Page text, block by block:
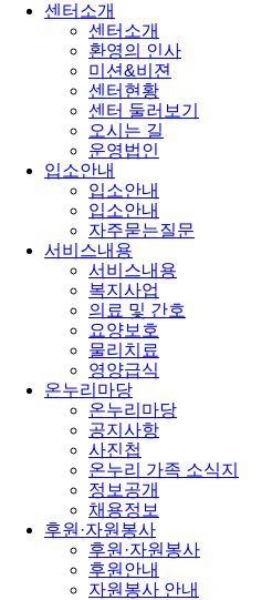
센터소개
센터소개
환영의 인사
미션&비젼
센터현황
센터 둘러보기
오시는 길
운영법인
입소안내
입소안내
입소안내
자주묻는질문
서비스내용
서비스내용
복지사업
의료 및 간호
요양보호
물리치료
영양급식
온누리마당
온누리마당
공지사항
사진첩
온누리 가족 소식지
정보공개
채용정보
후원·자원봉사
후원·자원봉사
후원안내
자원봉사 안내